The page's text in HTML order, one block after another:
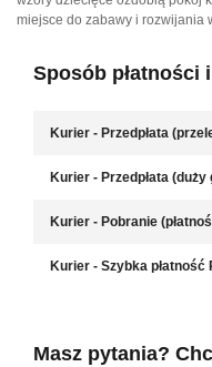
miejsce do zabawy i rozwijania
Sposób płatności
Kurier - Przedpłata
Kurier - Przedpłata
Kurier - Pobranie
Kurier - Szybka płatność
Masz pytania?